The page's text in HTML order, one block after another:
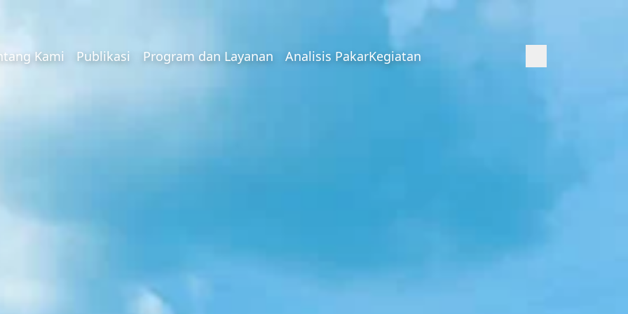
Kami Publikasi Program dan Layanan Analisis PakarKegiatan